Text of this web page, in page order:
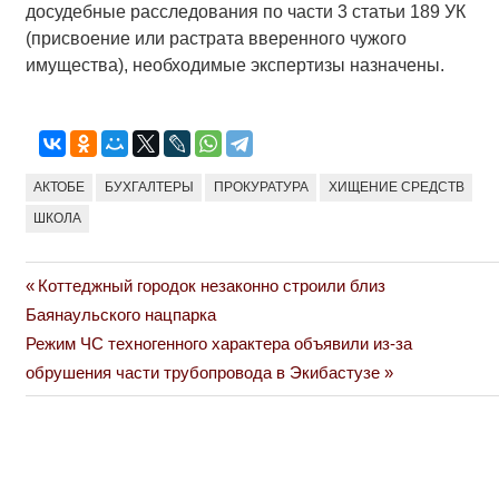
досудебные расследования по части 3 статьи 189 УК
(присвоение или растрата вверенного чужого
имущества), необходимые экспертизы назначены.
АКТОБЕ БУХГАЛТЕРЫ ПРОКУРАТУРА ХИЩЕНИЕ СРЕДСТВ
ШКОЛА
Навигация
по
записям
Previous
Post:
Коттеджный городок незаконно строили близ
Баянаульского нацпарка
Next
Post:
Режим ЧС техногенного характера объявили из-за
обрушения части трубопровода в Экибастузе